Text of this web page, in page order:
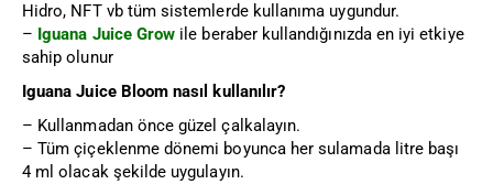
Hidro, NFT vb tüm sistemlerde kullanıma uygundur.
– Iguana Juice Grow ile beraber kullandığınızda en iyi etkiye
sahip olunur
Iguana Juice Bloom nasıl kullanılır?
– Kullanmadan önce güzel çalkalayın.
– Tüm çiçeklenme dönemi boyunca her sulamada litre başı
4 ml olacak şekilde uygulayın.